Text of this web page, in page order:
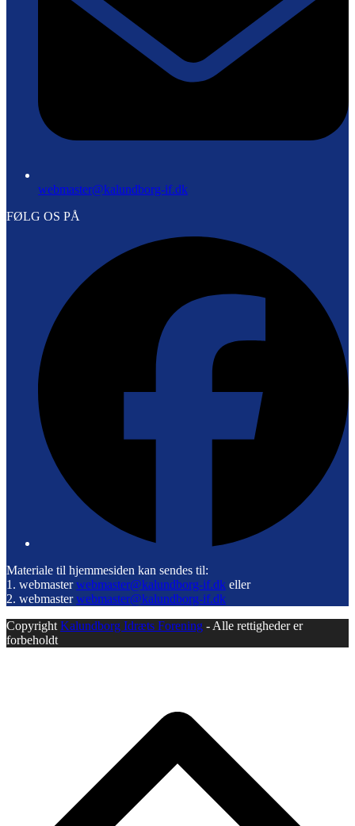
webmaster@kalundborg-if.dk
FØLG OS PÅ
Materiale til hjemmesiden kan sendes til:
1. webmasterwebmaster@kalundborg-if.dk eller
2. webmasterwebmaster@kalundborg-if.dk
Copyright Kalundborg Idræts Forening - Alle rettigheder er
forbeholdt